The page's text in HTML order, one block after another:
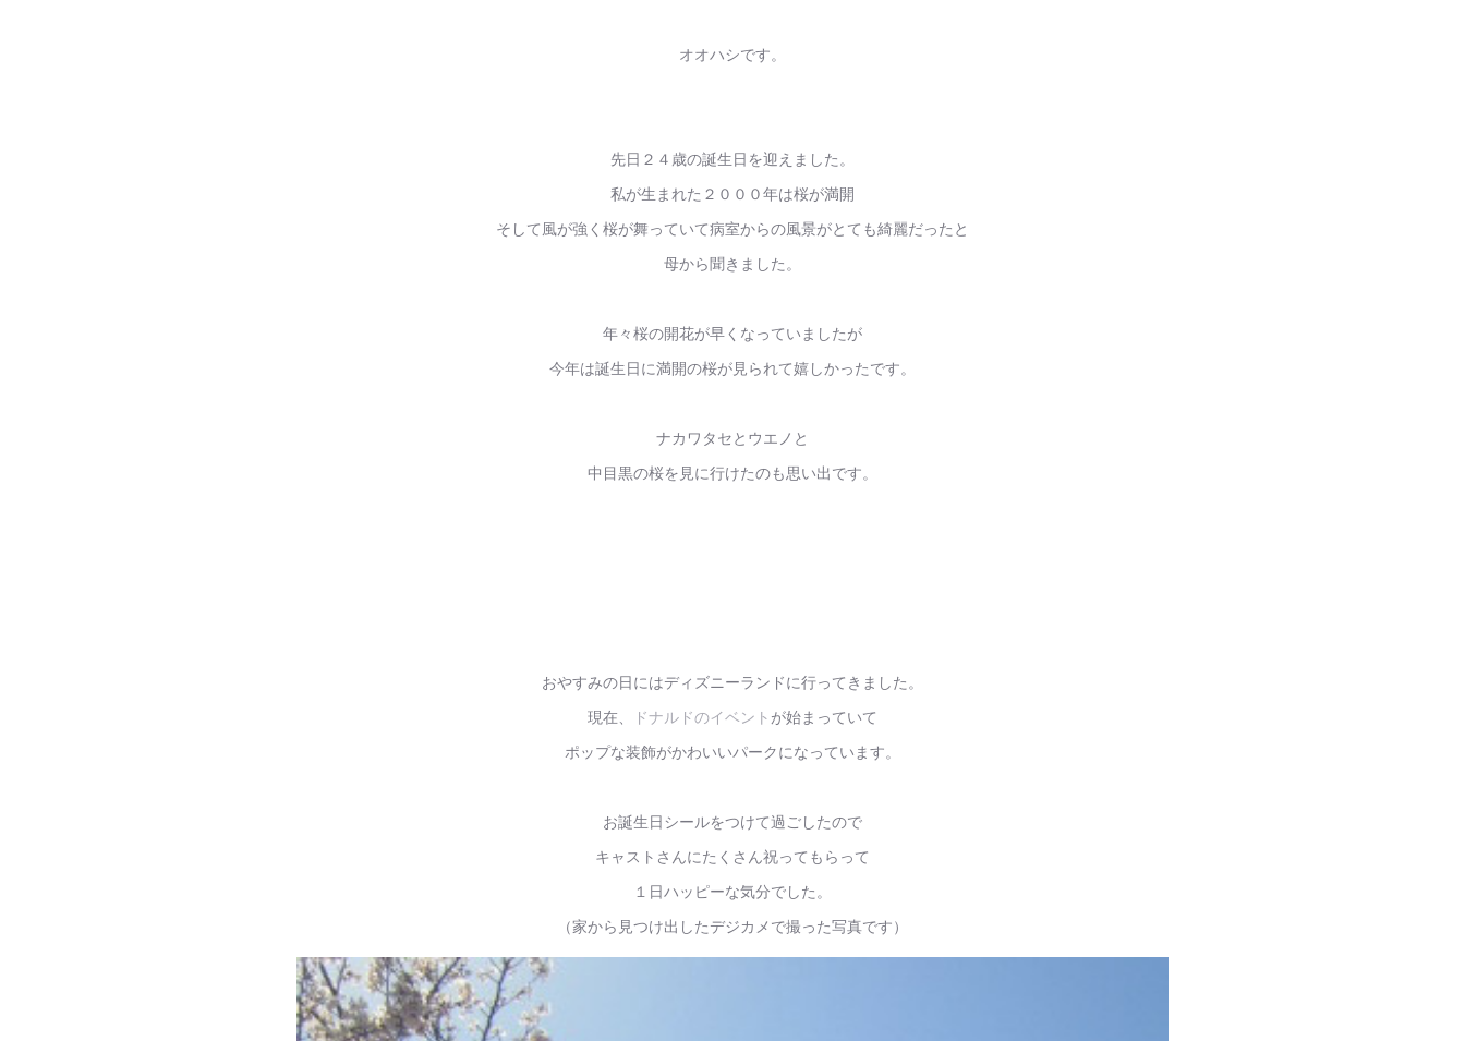
オオハシです。
先日２４歳の誕生日を迎えました。
私が生まれた２０００年は桜が満開
そして風が強く桜が舞っていて病室からの風景がとても綺麗だったと
母から聞きました。
年々桜の開花が早くなっていましたが
今年は誕生日に満開の桜が見られて嬉しかったです。
ナカワタセとウエノと
中目黒の桜を見に行けたのも思い出です。
おやすみの日にはディズニーランドに行ってきました。
現在、
ドナルドのイベント が始まっていて
ポップな装飾がかわいいパークになっています。
お誕生日シールをつけて過ごしたので
キャストさんにたくさん祝ってもらって
１日ハッピーな気分でした。
（家から見つけ出したデジカメで撮った写真です）